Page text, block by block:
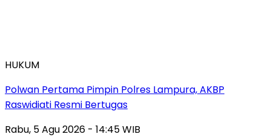
HUKUM
Polwan Pertama Pimpin Polres Lampura, AKBP
Raswidiati Resmi Bertugas
Rabu, 5 Agu 2026 - 14:45 WIB